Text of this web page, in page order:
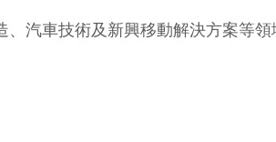
汽車技術及新興移動解決方案等